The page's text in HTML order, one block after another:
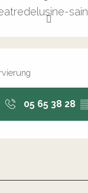
05 65 38 28